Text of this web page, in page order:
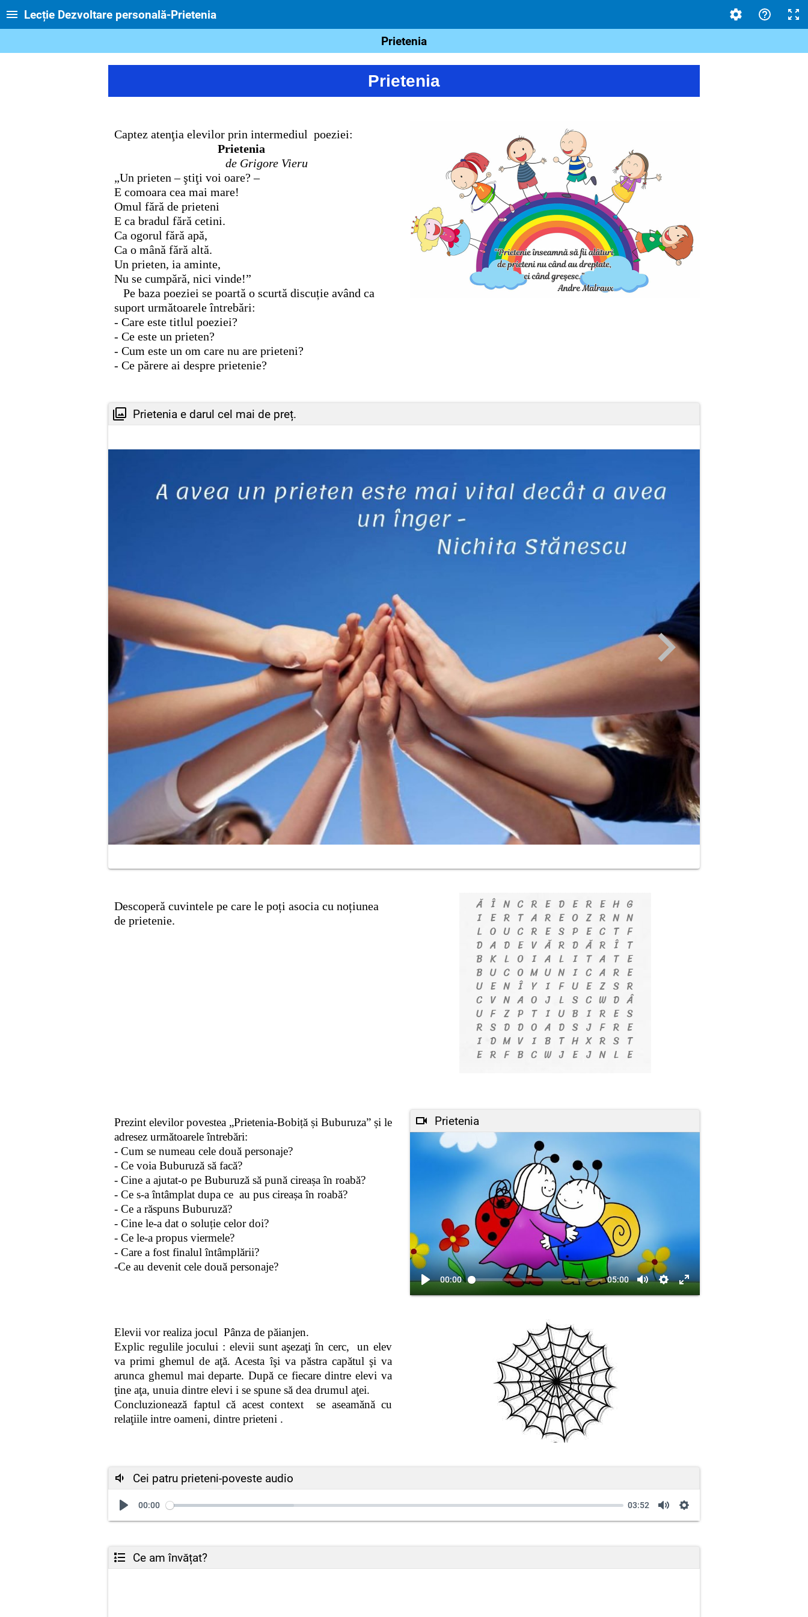
Lecție Dezvoltare personală-Prietenia
Prietenia
Prietenia
Captez atenţia elevilor prin intermediul poeziei:
Prietenia
de Grigore Vieru
„Un prieten – ştiţi voi oare? –
E comoara cea mai mare!
Omul fără de prieteni
E ca bradul fără cetini.
Ca ogorul fără apă,
Ca o mână fără altă.
Un prieten, ia aminte,
Nu se cumpără, nici vinde!”
Pe baza poeziei se poartă o scurtă discuție având ca
suport următoarele întrebări:
- Care este titlul poeziei?
- Ce este un prieten?
- Cum este un om care nu are prieteni?
- Ce părere ai despre prietenie?
Prietenia e darul cel mai de preț.
Descoperă cuvintele pe care le poți asocia cu noțiunea
de prietenie.
Prezint elevilor povestea „Prietenia-Bobiță și Buburuza” și le
adresez următoarele întrebări:
- Cum se numeau cele două personaje?
- Ce voia Buburuză să facă?
- Cine a ajutat-o pe Buburuză să pună cireașa în roabă?
- Ce s-a întâmplat dupa ce au pus cireașa în roabă?
- Ce a răspuns Buburuză?
- Cine le-a dat o soluție celor doi?
- Ce le-a propus viermele?
- Care a fost finalul întâmplării?
-Ce au devenit cele două personaje?
Prietenia
00:00 05:00
Elevii vor realiza jocul Pânza de păianjen.
Explic regulile jocului : elevii sunt aşezaţi în cerc, un elev
va primi ghemul de aţă. Acesta îşi va păstra capătul şi va
arunca ghemul mai departe. După ce fiecare dintre elevi va
ţine aţa, unuia dintre elevi i se spune să dea drumul aţei.
Concluzionează faptul că acest context se aseamănă cu
relaţiile intre oameni, dintre prieteni .
Cei patru prieteni-poveste audio
00:00 03:52
Ce am învățat?